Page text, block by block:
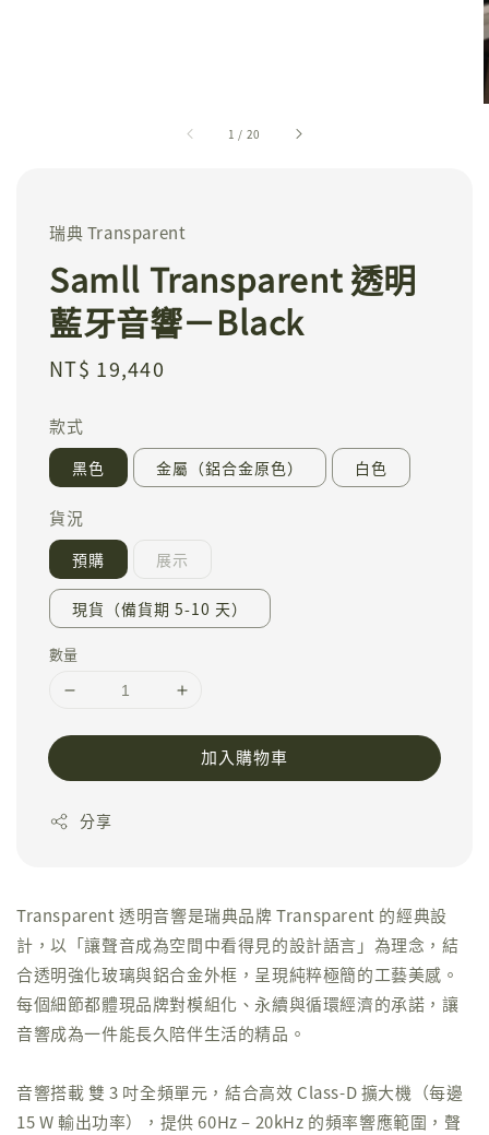
1 / 20
瑞典 Transparent
Samll Transparent 透明
藍牙音響－Black
Regular
NT$ 19,440
款式
黑色 金屬（鋁合金原色） 白色
貨況
預購 展示
現貨（備貨期 5-10 天）
數量
加入購物車
分享
Transparent 透明音響是瑞典品牌 Transparent 的經典設
計，以「讓聲音成為空間中看得見的設計語言」為理念，結
合透明強化玻璃與鋁合金外框，呈現純粹極簡的工藝美感。
每個細節都體現品牌對模組化、永續與循環經濟的承諾，讓
音響成為一件能長久陪伴生活的精品。
音響搭載 雙 3 吋全頻單元，結合高效 Class‑D 擴大機（每邊
15 W 輸出功率），提供 60Hz – 20kHz 的頻率響應範圍，聲